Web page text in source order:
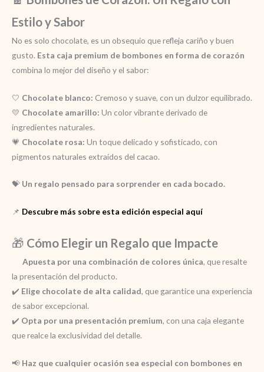
Estilo y Sabor
No es solo chocolate, es un obsequio que refleja cariño y buen
gusto. Esta caja premium de bombones en forma de corazón
combina lo mejor del diseño y el sabor:
🤍 Chocolate blanco: Cremoso y suave, con un dulzor equilibrado.
💛 Chocolate amarillo: Un color vibrante derivado de
ingredientes naturales.
💗 Chocolate rosa: Un toque delicado y sofisticado, con
pigmentos naturales extraídos del cacao.
💝 Un regalo pensado para sorprender en cada bocado.
📌 Descubre más sobre esta edición especial aquí
🎁 Cómo Elegir un Regalo que Impacte
Apuesta por una combinación de colores única, que resalte
la presentación del producto.
✔️ Elige chocolate de alta calidad, que garantice una experiencia
de sabor excepcional.
✔️ Opta por una presentación premium, con una caja elegante
que realce la exclusividad del detalle.
📢 Haz que cualquier ocasión sea especial con bombones en